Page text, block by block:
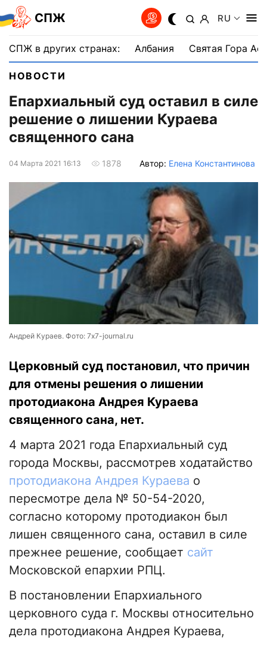
СПЖ RU
СПЖ в других странах: Албания Святая Гора
НОВОСТИ
Епархиальный суд оставил в силе
решение о лишении Кураева
священного сана
04 Марта 2021 16:13 1878 Автор: Елена Константинова
Андрей Кураев. Фото: 7x7-journal.ru
Церковный суд постановил, что причин
для отмены решения о лишении
протодиакона Андрея Кураева
священного сана, нет.
4 марта 2021 года Епархиальный суд
города Москвы, рассмотрев ходатайство
протодиакона Андрея Кураева о
пересмотре дела № 50-54-2020,
согласно которому протодиакон был
лишен священного сана, оставил в силе
прежнее решение, сообщает сайт
Московской епархии РПЦ.
В постановлении Епархиального
церковного суда г. Москвы относительно
дела протодиакона Андрея Кураева,